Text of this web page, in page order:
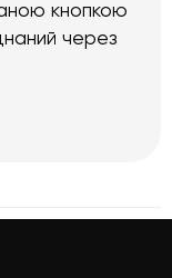
кнопкою
через